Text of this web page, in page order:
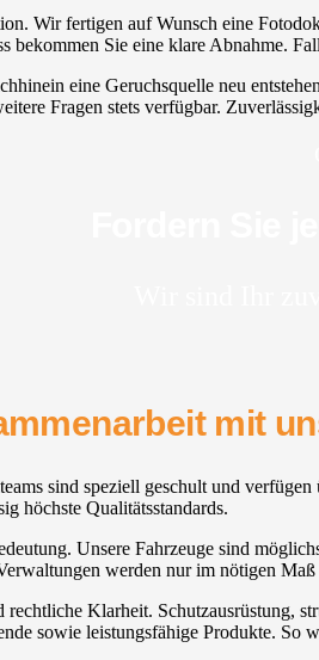
Wir fertigen auf Wunsch eine
bekommen Sie eine klare Abnahme.
eine Geruchsquelle neu
Fragen stets verfügbar.
mit
sind speziell geschult und
höchste Qualitätsstandards.
Unsere Fahrzeuge sind
werden nur im nötigen Maß
rechtliche Klarheit. Schutzausrüstung,
sowie leistungsfähige Produkte.